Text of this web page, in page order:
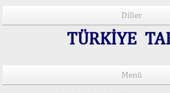
Diller
TÜRKİYE
Menü